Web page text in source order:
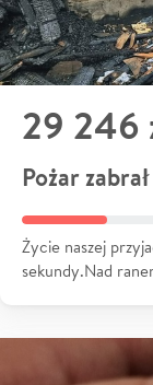
29 246
Pożar
Życie naszej
sekundy.Nad